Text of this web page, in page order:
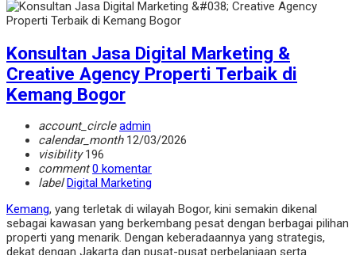
Konsultan Jasa Digital Marketing &
Creative Agency Properti Terbaik di
Kemang Bogor
account_circle admin
calendar_month12/03/2026
visibility196
comment 0 komentar
label Digital Marketing
Kemang, yang terletak di wilayah Bogor, kini semakin dikenal
sebagai kawasan yang berkembang pesat dengan berbagai pilihan
properti yang menarik. Dengan keberadaannya yang strategis,
dekat dengan Jakarta dan pusat-pusat perbelanjaan serta